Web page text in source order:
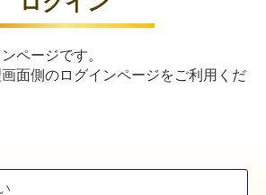
ページです。
面側のログインページをご利用くだ